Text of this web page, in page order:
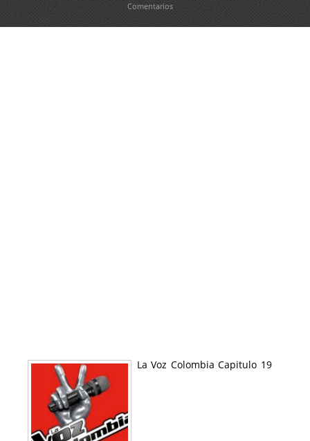
Comentarios
La Voz Colombia Capitulo 19